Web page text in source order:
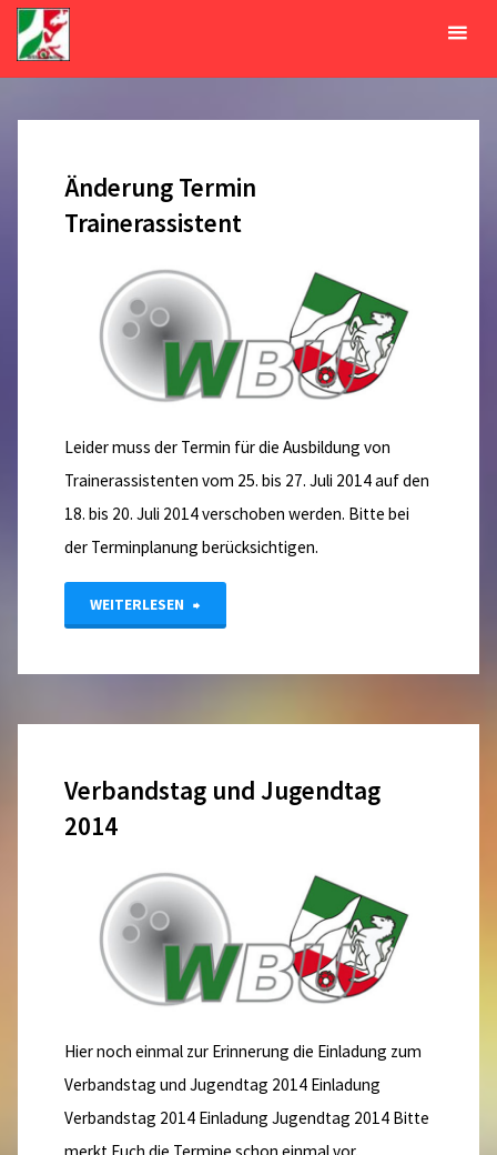
Zum
Inhalt
springenMonat:
Änderung Termin
Trainerassistent
Leider muss der Termin für die Ausbildung von
Trainerassistenten vom 25. bis 27. Juli 2014 auf den
18. bis 20. Juli 2014 verschoben werden. Bitte bei
der Terminplanung berücksichtigen.
WEITERLESEN "Änderung
Verbandstag und Jugendtag
2014
Hier noch einmal zur Erinnerung die Einladung zum
Verbandstag und Jugendtag 2014 Einladung
Verbandstag 2014 Einladung Jugendtag 2014 Bitte